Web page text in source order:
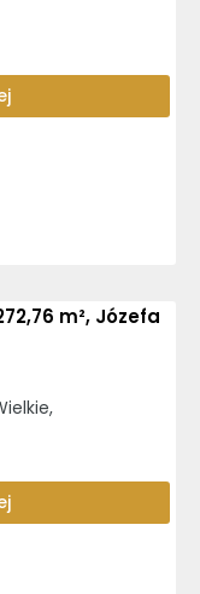
m², Józefa